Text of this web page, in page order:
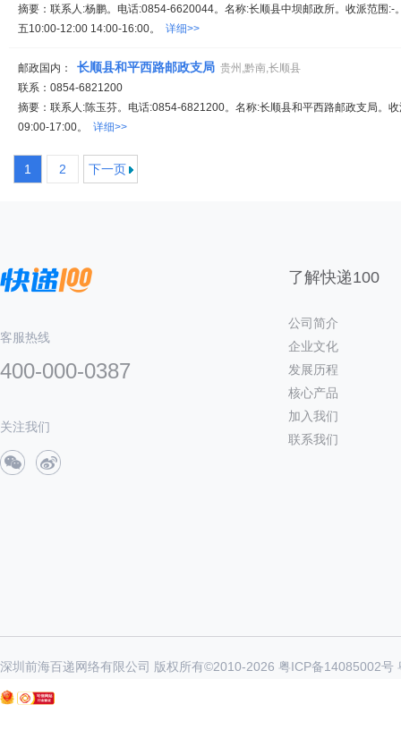
摘要：联系人:杨鹏。电话:0854-6620044。名称:长顺县中坝邮政所。收派范围:-
五10:00-12:00 14:00-16:00。 详细>>
邮政国内： 长顺县和平西路邮政支局 贵州,黔南,长顺县
联系：0854-6821200
摘要：联系人:陈玉芬。电话:0854-6821200。名称:长顺县和平西路邮政支局。
09:00-17:00。 详细>>
1 2 下一页
客服热线
400-000-0387
关注我们
了解快递100
公司简介
企业文化
发展历程
核心产品
加入我们
联系我们
深圳前海百递网络有限公司 版权所有©2010-2026 粤ICP备14085002号